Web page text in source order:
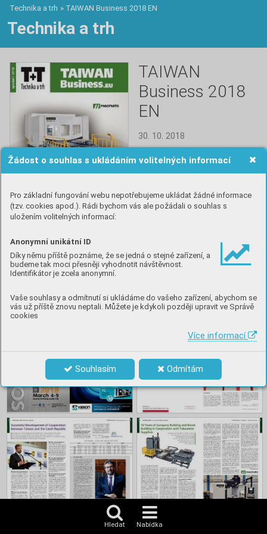
Žádost o souhlas s ukládáním volitelných informací
Pro základní fungování webu nepotřebujeme ukládat žádné informace
(tzv. cookies apod.). Rádi bychom vás ale požádali o souhlas s
uložením volitelných informací:
Anonymní unikátní ID
Díky němu příště poznáme, že se jedná o stejné zařízení, a
budeme tak moci přesněji vyhodnotit návštěvnost.
Identifikátor je zcela anonymní.
Vaše souhlasy a odmítnutí si ukládáme do vašeho zařízení, abychom se
vás už příště znovu neptali. Můžete je kdykoli později upravit ve Správě
cookies
Více informací
Souhlasím Odmítám
TAIWAN
Business 2018
EN
30. 10. 2018
TAIWAN Business.EU is a
special attachment in the
also provides a perfect
opportunity for Taiwanese
Číst
Obsah
Technika a trh » TAIWAN Business 2018 EN
Technika a trh
Hledat Nabídka